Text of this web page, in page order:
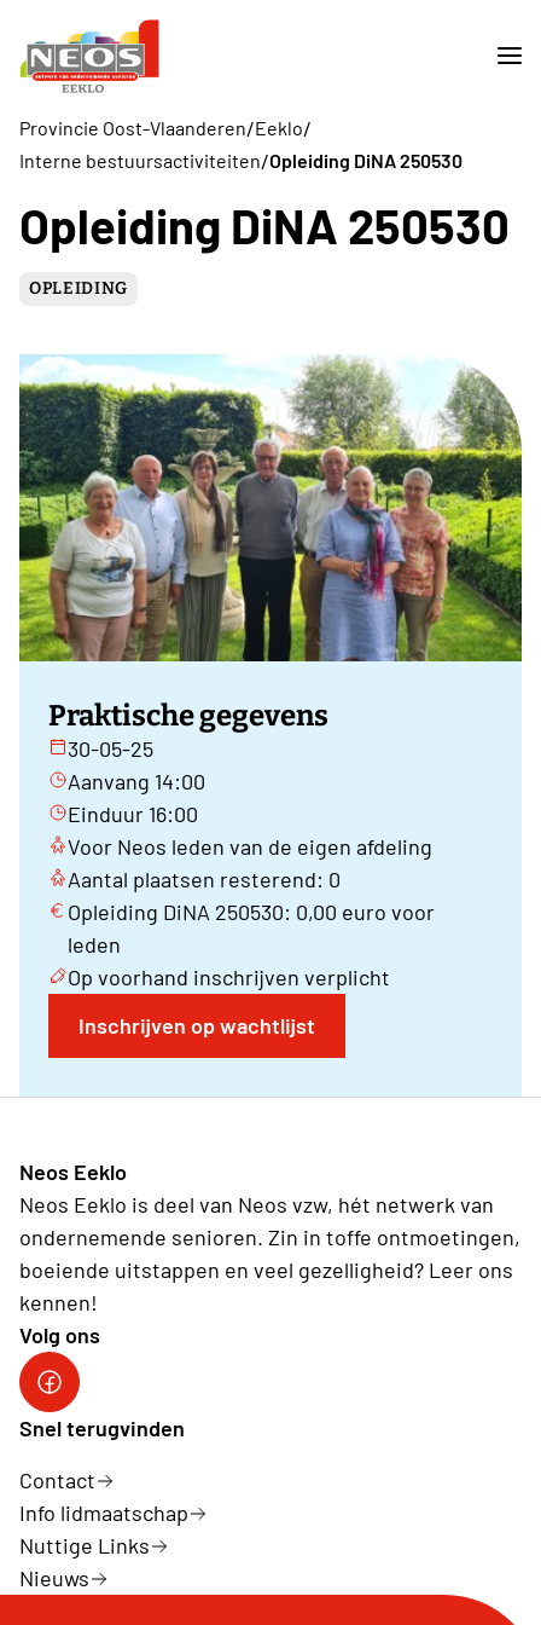
Provincie Oost-Vlaanderen/Eeklo/
Interne bestuursactiviteiten/Opleiding DiNA 250530
Opleiding DiNA 250530
OPLEIDING
Praktische gegevens
30-05-25
Aanvang 14:00
Einduur 16:00
Voor Neos leden van de eigen afdeling
Aantal plaatsen resterend: 0
Opleiding DiNA 250530: 0,00 euro voor
leden
Op voorhand inschrijven verplicht
Inschrijven op wachtlijst
Neos Eeklo
Neos Eeklo is deel van Neos vzw, hét netwerk van
ondernemende senioren. Zin in toffe ontmoetingen,
boeiende uitstappen en veel gezelligheid? Leer ons
kennen!
Volg ons
Snel terugvinden
Contact
Info lidmaatschap
Nuttige Links
Nieuws